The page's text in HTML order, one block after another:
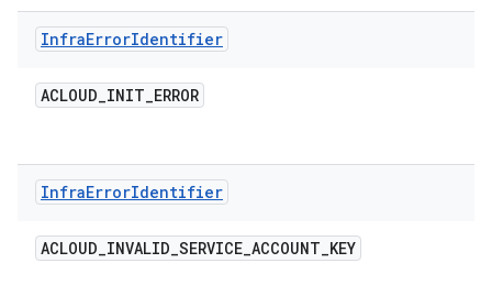
InfraErrorIdentifier
ACLOUD_INIT_ERROR
InfraErrorIdentifier
ACLOUD_INVALID_SERVICE_ACCOUNT_KEY